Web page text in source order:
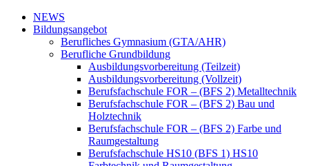
NEWS
Bildungsangebot
Berufliches Gymnasium (GTA/AHR)
Berufliche Grundbildung
Ausbildungsvorbereitung (Teilzeit)
Ausbildungsvorbereitung (Vollzeit)
Berufsfachschule FOR – (BFS 2) Metalltechnik
Berufsfachschule FOR – (BFS 2) Bau und
Holztechnik
Berufsfachschule FOR – (BFS 2) Farbe und
Raumgestaltung
Berufsfachschule HS10 (BFS 1) HS10